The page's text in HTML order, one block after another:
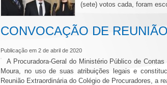
(sete) votos cada, foram
CONVOCAÇÃO DE
Publicação em 2 de abril de 2020
A Procuradora-Geral do Ministério Público de
Moura, no uso de suas atribuições legais e
Reunião Extraordinária do Colégio de Procuradores, a